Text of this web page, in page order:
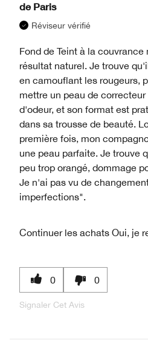
de Paris
Réviseur vérifié
Fond de Teint à la couvrance
résultat naturel. Je trouve
en camouflant les rougeurs,
mettre un peau de
d'odeur, et son format est
dans sa trousse de beauté.
première fois, mon
une peau parfaite. Je trouve
peu trop orangé, dommage
Je n'ai pas vu de
imperfections".
Continuer les achats Oui, je
0 0
Signaler Cet Avis